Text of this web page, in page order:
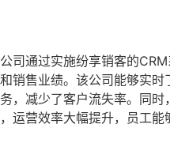
司通过实施纷享销客的
销售业绩。该公司能够实时
，减少了客户流失率。同时
运营效率大幅提升，员工能